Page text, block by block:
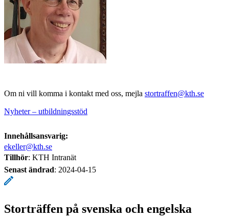
Om ni vill komma i kontakt med oss, mejla stortraffen@kth.se
Nyheter – utbildningsstöd
Innehållsansvarig:
ekeller@kth.se
Tillhör: KTH Intranät
Senast ändrad: 2024-04-15
Storträffen på svenska och engelska